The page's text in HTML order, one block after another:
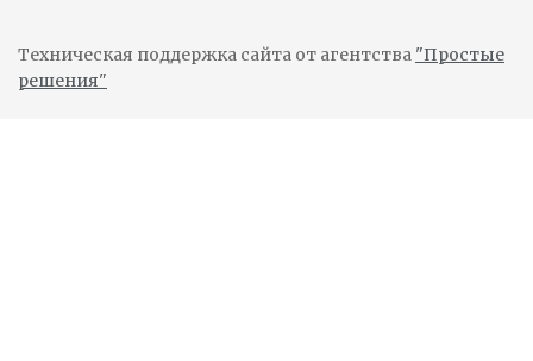
Техническая поддержка сайта от агентства "Простые
решения"